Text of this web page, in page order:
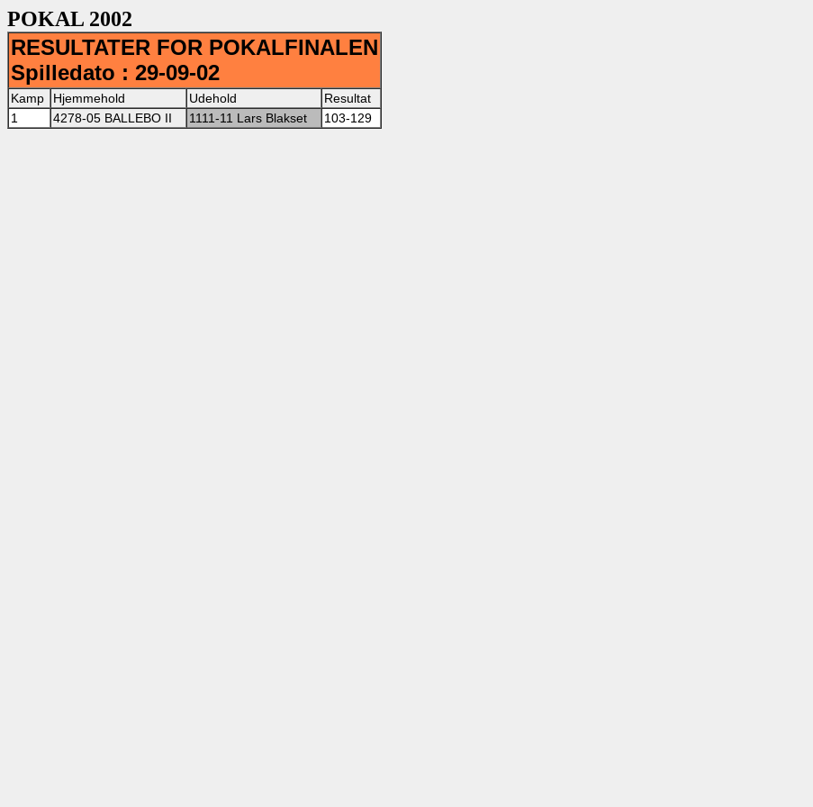
POKAL 2002
RESULTATER FOR POKALFINALEN
Spilledato : 29-09-02
Kamp Hjemmehold Udehold
Resultat
1
4278-05 BALLEBO II 1111-11 Lars Blakset 103-129